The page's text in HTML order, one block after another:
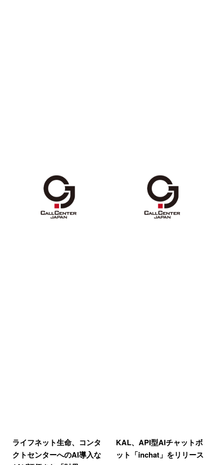
ライフネット生命、コンタ
クトセンターへのAI導入な
KAL、API型AIチャットボ
ット「inchat」をリリース